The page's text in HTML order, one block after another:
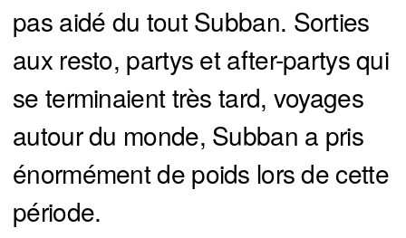
pas aidé du tout Subban. Sorties
aux resto, partys et after-partys qui
se terminaient très tard, voyages
autour du monde, Subban a pris
énormément de poids lors de cette
période.